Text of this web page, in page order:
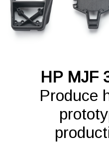
HP MJF
Produce